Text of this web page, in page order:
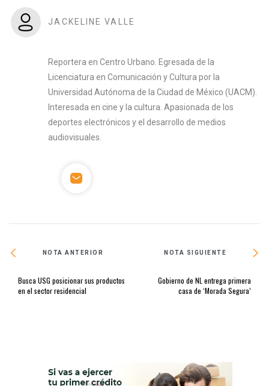
JACKELINE VALLE
Reportera en Centro Urbano. Egresada de la
Licenciatura en Comunicación y Cultura por la
Universidad Autónoma de la Ciudad de México (UACM).
Interesada en cine y la cultura. Apasionada de los
deportes electrónicos y el desarrollo de medios
audiovisuales.
NOTA ANTERIOR
Busca USG posicionar sus productos
en el sector residencial
NOTA SIGUIENTE
Gobierno de NL entrega primera
casa de ‘Morada Segura’